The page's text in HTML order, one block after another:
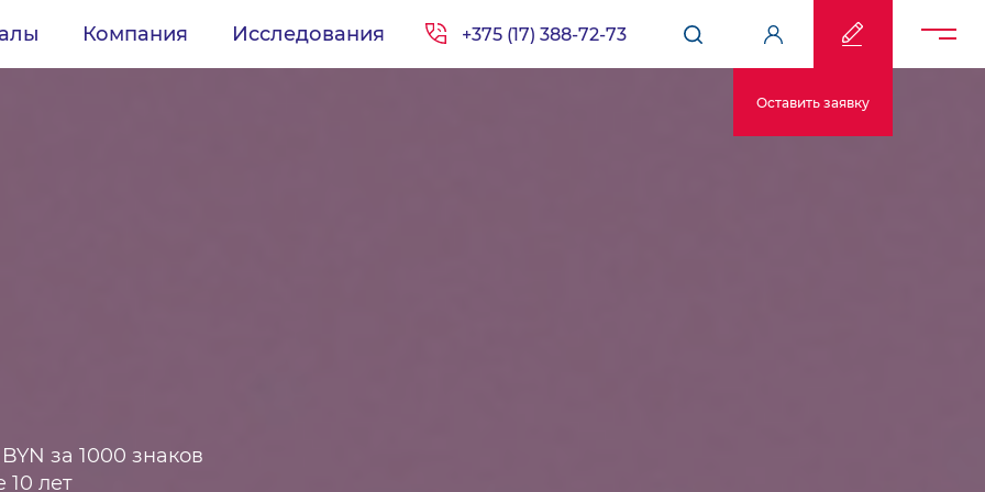
Компания Исследования +375 (17) 388-72-73
Оставить заявку
за 1000 знаков
10 лет